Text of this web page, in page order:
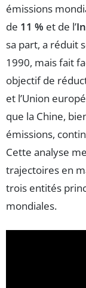
émissions
de 11 % et de l’
sa part, a réduit
1990, mais fait
objectif de
et l’Union
que la Chine,
émissions,
Cette analyse
trajectoires en
trois entités
mondiales.